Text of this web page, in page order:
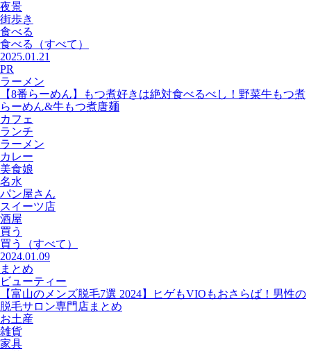
夜景
街歩き
食べる
食べる
（すべて）
2025.01.21
PR
ラーメン
【8番らーめん】もつ煮好きは絶対食べるべし！野菜牛もつ煮
らーめん&牛もつ煮唐麺
カフェ
ランチ
ラーメン
カレー
美食娘
名水
パン屋さん
スイーツ店
酒屋
買う
買う
（すべて）
2024.01.09
まとめ
ビューティー
【富山のメンズ脱毛7選 2024】ヒゲもVIOもおさらば！男性の
脱毛サロン専門店まとめ
お土産
雑貨
家具